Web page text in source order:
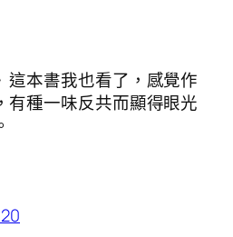
這本書我也看了，感覺作
有種一味反共而顯得眼光